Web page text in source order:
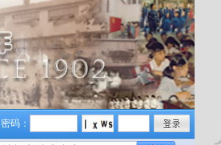
密码：